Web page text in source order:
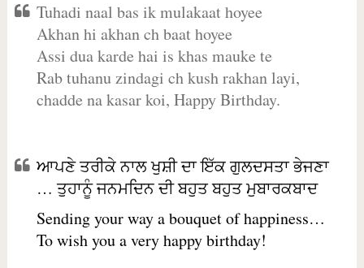
Tuhadi naal bas ik mulakaat hoyee
Akhan hi akhan ch baat hoyee
Assi dua karde hai is khas mauke te
Rab tuhanu zindagi ch kush rakhan layi,
chadde na kasar koi, Happy Birthday.
ਆਪਣੇ ਤਰੀਕੇ ਨਾਲ ਖੁਸ਼ੀ ਦਾ ਇੱਕ ਗੁਲਦਸਤਾ ਭੇਜਣਾ
… ਤੁਹਾਨੂੰ ਜਨਮਦਿਨ ਦੀ ਬਹੁਤ ਬਹੁਤ ਮੁਬਾਰਕਬਾਦ
Sending your way a bouquet of happiness…
To wish you a very happy birthday!